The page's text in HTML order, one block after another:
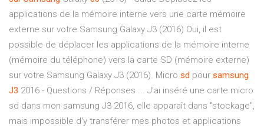
applications de la mémoire interne vers une carte mémoire
externe sur votre Samsung Galaxy J3 (2016) Oui, il est
possible de déplacer les applications de la mémoire interne
(mémoire du téléphone) vers la carte SD (mémoire externe)
sur votre Samsung Galaxy J3 (2016). Micro sd pour samsung
J3 2016 - Questions / Réponses ... J'ai inséré une carte micro
sd dans mon samsung J3 2016, elle apparaît dans ''stockage'',
mais impossible d'y transférer mes photos et applications